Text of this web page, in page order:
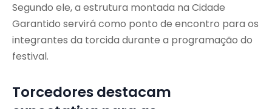
Segundo ele, a estrutura montada na Cidade
Garantido servirá como ponto de encontro para os
integrantes da torcida durante a programação do
festival.
Torcedores destacam